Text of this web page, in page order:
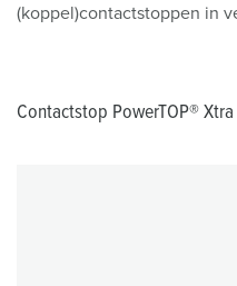
(koppel)contactstoppen in
Contactstop PowerTOP® Xtra